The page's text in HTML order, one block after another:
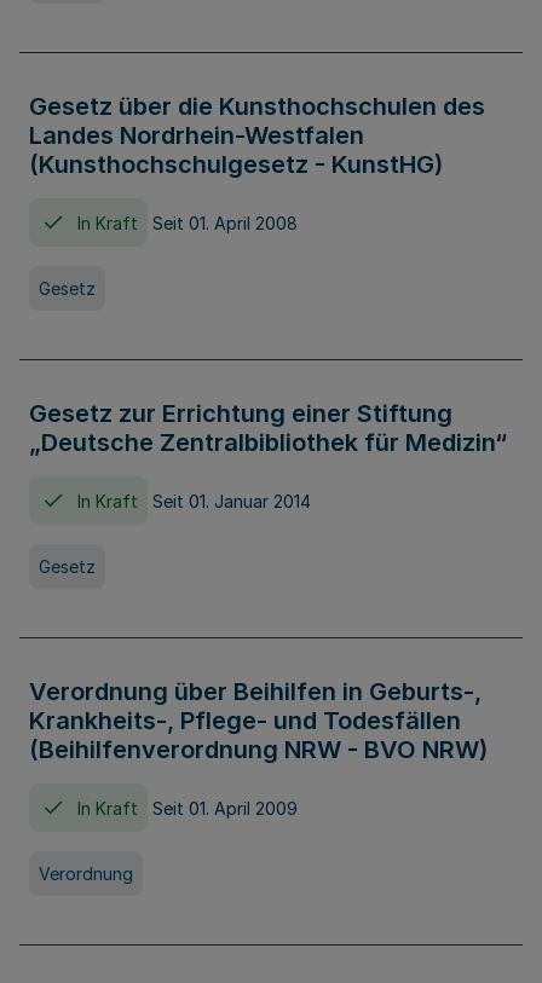
Gesetz über die Kunsthochschulen des
Landes Nordrhein-Westfalen
(Kunsthochschulgesetz - KunstHG)
In Kraft Seit 01. April 2008
Gesetz
Gesetz zur Errichtung einer Stiftung
„Deutsche Zentralbibliothek für Medizin“
In Kraft Seit 01. Januar 2014
Gesetz
Verordnung über Beihilfen in Geburts-,
Krankheits-, Pflege- und Todesfällen
(Beihilfenverordnung NRW - BVO NRW)
In Kraft Seit 01. April 2009
Verordnung